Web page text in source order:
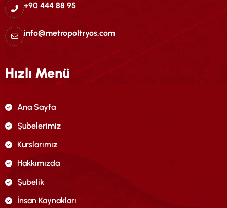
+90 444 88 95
info@metropoltryos.com
Hızlı Menü
Ana Sayfa
Şubelerimiz
Kurslarımız
Hakkımızda
Şubelik
İnsan Kaynakları